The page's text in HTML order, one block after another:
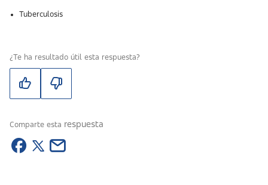
Tuberculosis
¿Te ha resultado útil esta respuesta?
Comparte esta respuesta